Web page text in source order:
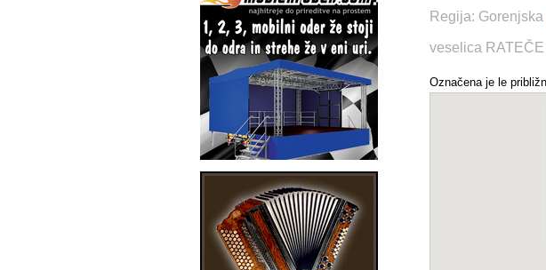
Regija: Gorenjska
veselica RATEČE
Označena je le